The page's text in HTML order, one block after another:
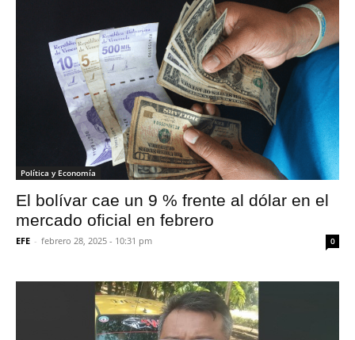
Política y Economía
El bolívar cae un 9 % frente al dólar en el
mercado oficial en febrero
EFE - febrero 28, 2025 - 10:31 pm 0